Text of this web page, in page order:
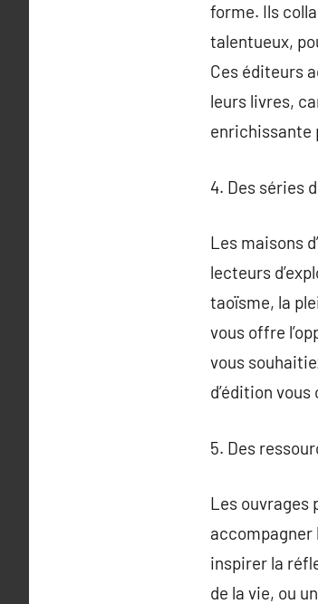
forme. Ils
talentueux,
Ces éditeurs
leurs livres,
enrichissante
4. Des séries
Les maisons
lecteurs
taoïsme, la
vous offre
vous
d’édition
5. Des
Les ouvrages
accompagner
inspirer la
de la vie, ou